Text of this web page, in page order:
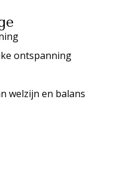
ontspanning
welzijn en balans